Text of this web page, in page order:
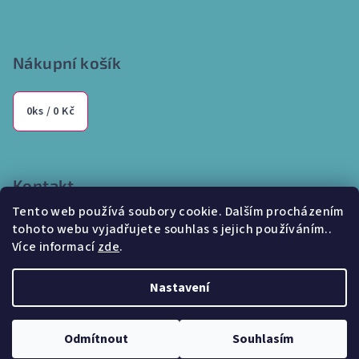
Tento web používá soubory cookie. Dalším procházením
tohoto webu vyjadřujete souhlas s jejich používáním..
Více informacízde.
Nastavení
Odmítnout Souhlasím
Nákupní košík
0ks / 0 Kč
Kontakt
info @internetparfem.cz
603 100 829
Internetparfem.cz